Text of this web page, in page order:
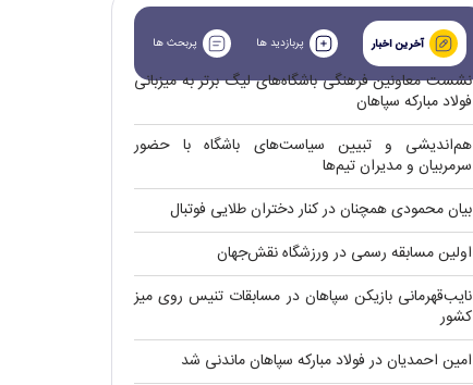
آخرین اخبار پربازدید ها پربحث ها
نشست معاونین فرهنگی باشگاه‌های لیگ برتر به میزبانی
فولاد مبارکه سپاهان
هم‌اندیشی و تبیین سیاست‌های باشگاه با حضور
سرمربیان و مدیران تیم‌ها
بیان محمودی همچنان در کنار دختران طلایی فوتبال
اولین مسابقه رسمی در ورزشگاه نقش‌جهان
نایب‌قهرمانی بازیکن سپاهان در مسابقات تنیس روی میز
کشور
امین احمدیان در فولاد مبارکه سپاهان ماندنی شد